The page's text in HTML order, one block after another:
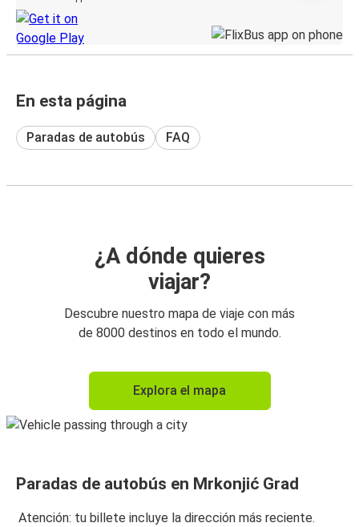
En esta página
Paradas de autobús FAQ
¿A dónde quieres
viajar?
Descubre nuestro mapa de viaje con más
de 8000 destinos en todo el mundo.
Explora el mapa
Paradas de autobús en Mrkonjić Grad
Atención: tu billete incluye la dirección más reciente.